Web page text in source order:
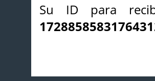
Su ID para